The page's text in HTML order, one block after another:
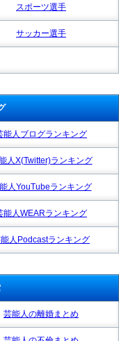
スポーツ選手
サッカー選手
能人ブログランキング
人X(Twitter)ランキング
人YouTubeランキング
能人WEARランキング
人Podcastランキング
芸能人の離婚まとめ